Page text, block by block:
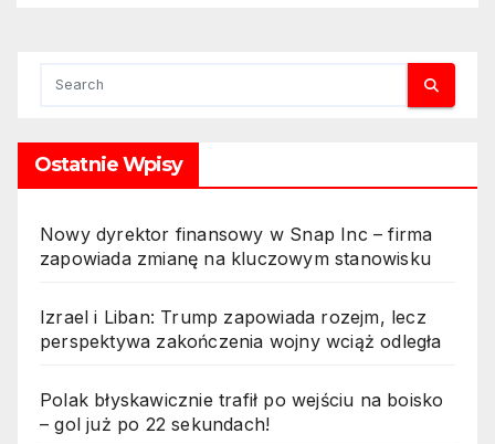
Ostatnie Wpisy
Nowy dyrektor finansowy w Snap Inc – firma
zapowiada zmianę na kluczowym stanowisku
Izrael i Liban: Trump zapowiada rozejm, lecz
perspektywa zakończenia wojny wciąż odległa
Polak błyskawicznie trafił po wejściu na boisko
– gol już po 22 sekundach!